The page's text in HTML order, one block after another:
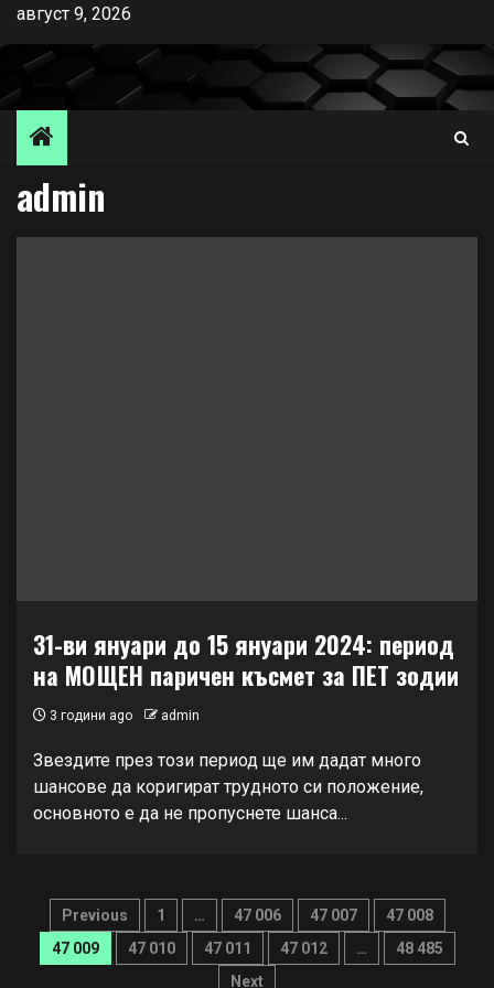
Skip
content
август 9, 2026
admin
31-ви януари до 15 януари 2024: период
на МОЩЕН паричен късмет за ПЕТ зодии
3 години ago admin
Звездите през този период ще им дадат много
шансове да коригират трудното си положение,
основното е да не пропуснете шанса...
Навигация
Previous 1 … 47 006 47 007
47 008
47 009
47 010 47 011 47 012 …
48 485
Next